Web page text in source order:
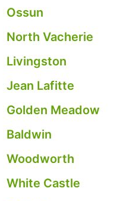
Ossun
North Vacherie
Livingston
Jean Lafitte
Golden Meadow
Baldwin
Woodworth
White Castle